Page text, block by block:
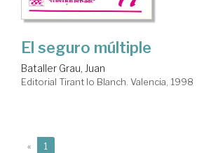
El seguro múltiple
Bataller Grau, Juan
Editorial Tirant lo Blanch. Valencia, 1998
« 1